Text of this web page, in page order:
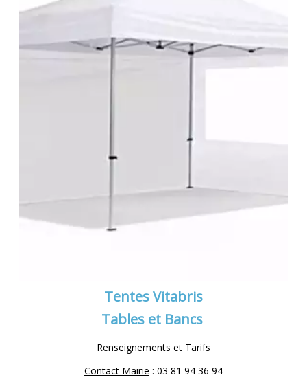
Tentes Vitabris
Tables et Bancs
Renseignements et Tarifs
Contact Mairie : 03 81 94 36 94